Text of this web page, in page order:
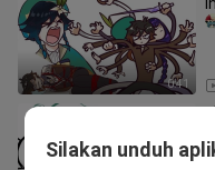
0:41
Silakan unduh